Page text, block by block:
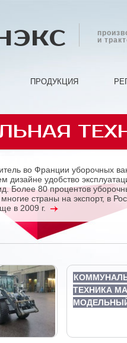
и
ПРОДУКЦИЯ
во Франции уборочных
дизайне удобство
Более 80 процентов
страны на экспорт, в
в 2009 г.
ТЕХНИКА